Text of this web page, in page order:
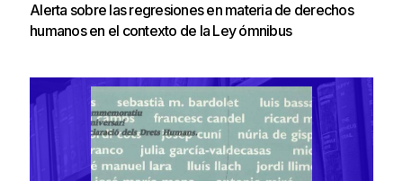
Alerta sobre las regresiones en materia de derechos
humanos en el contexto de la Ley ómnibus